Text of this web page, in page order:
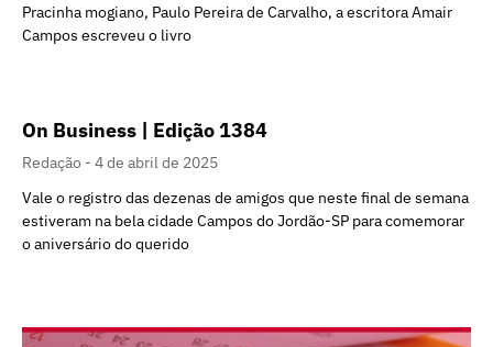
Pracinha mogiano, Paulo Pereira de Carvalho, a escritora Amair
Campos escreveu o livro
On Business | Edição 1384
Redação
4 de abril de 2025
Vale o registro das dezenas de amigos que neste final de semana
estiveram na bela cidade Campos do Jordão-SP para comemorar
o aniversário do querido